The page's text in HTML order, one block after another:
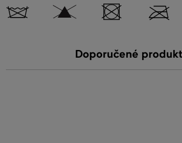
Doporučené